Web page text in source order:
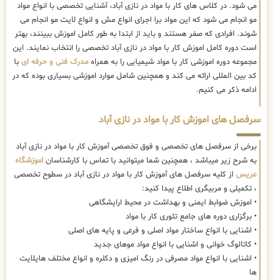
می شود. در کلاس های کار با مواد در نازی آباد، آشنایی تخصصی با انواع مواد
مو انجام می شود که این مواد برا اجرای انواع مش و انواع لایت مو انجام می
شوند. افرادی که صفر هستند و باید از ابتدا به طور کامل اموزش ببینند، بهتر
است دوره کامل اموزش کار با مواد در نازی آباد تخصصی را انتخاب نمایند. این
مجموعه دوره اموزشی کار با مواد شیمیایی را به همراه مدرک فنی و حرفه ای با
کد بین المللی ارائه می کند و همچنین شامل موارد اموزشی بسیاری بوده که در
ادامه ذکر می کنیم.
سرفصل های اموزش کار با مواد در نازی آباد
برخی از سرفصل های تخصصی و فوق تخصصی آموزش کار با مواد در نازی آباد
به شرح زیر میباشد ، همچنین شما میتوانید با تماس با کارشناسان اموزشگاه
عریس از کلیه سرفصل های آموزش کار با مواد در نازی آباد در سطوح تخصصی
، تکمیلی و مربیگری اطلاع پیدا کنید:
• اموزش ضوابط ایمنی و بهداشت در محیط ارایشگاهی
• برگزاری دوره های جامع تئوری کار با مواد
• اشنایی با انواع ساختار مواد اصلی و فرعی و پایه های اصلی
• کاتالوگ خوانی و اشنایی با انواع مواد موهای جدید
• اشنایی با انواع مواد مصرفی در رنگ امیزی و دکلره و انواع مختلف هایلایت
ها